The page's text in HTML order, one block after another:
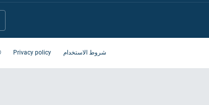
شروط الاستخدام Privacy policy